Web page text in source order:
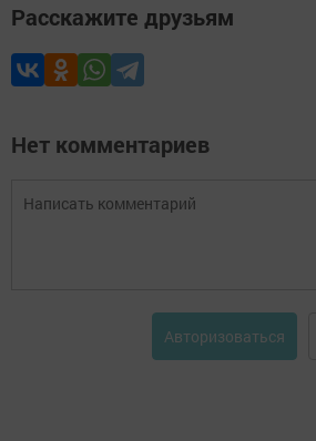
Расскажите друзьям
Нет комментариев
Авторизоваться